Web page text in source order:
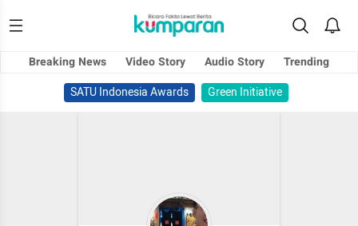
Breaking News Video Story Audio Story
Trending
SATU Indonesia Awards
Green Initiative